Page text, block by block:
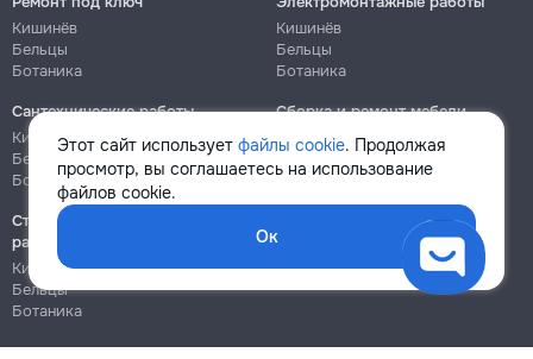
Этот сайт использует файлы cookie. Продолжая
просмотр, вы соглашаетесь на использование
файлов cookie.
Ок
Кишинёв
Бельцы
Ботаника
Кишинёв
Бельцы
Ботаника
Сантехнические работы
Кишинёв
Бельцы
Ботаника
Сборка и ремонт мебели
Кишинёв
Ботаника
Строительно-монтажные
работы
Кишинёв
Бельцы
Ботаника